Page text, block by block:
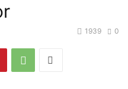
0
1939